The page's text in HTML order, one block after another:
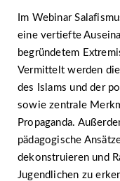
Im Webinar
eine vertiefte
begründetem
Vermittelt werden
des Islams und der
sowie zentrale
Propaganda.
pädagogische
dekonstruieren und
Jugendlichen zu